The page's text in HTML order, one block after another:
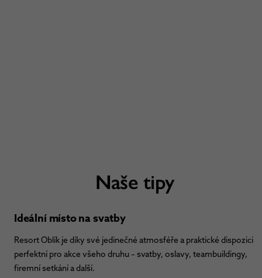
Naše tipy
Ideální místo na svatby
Resort Oblík je díky své jedinečné atmosféře a praktické dispozici
perfektní pro akce všeho druhu – svatby, oslavy, teambuildingy,
firemní setkání a další.